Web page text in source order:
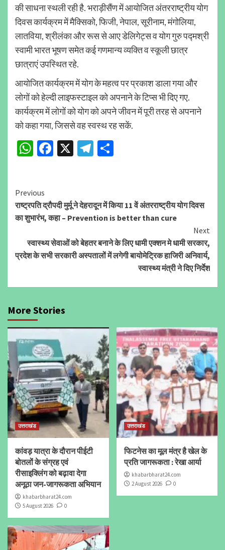
की साधना स्थली रही है. भराड़ीसैंण में आयोजित अंतरराष्ट्रीय योग
दिवस कार्यक्रम में मैक्सिको, फिजी, नेपाल, सूरीनाम, मंगोलिया,
लातविया, श्रीलंका और रूस से आए डेलिगेट्स व योग गुरु पद्मश्री
स्वामी भारत भूषण समेत कई गणमान्य व्यक्ति व स्कूली छात्र
छात्राएं उपस्थित रहे.
आयोजित कार्यक्रम में योग के महत्व पर प्रकाश डाला गया और
लोगों को हेल्दी लाइफस्टाइल को अपनाने के टिप्स भी दिए गए.
कार्यक्रम में लोगों को योग को अपने जीवन में पूरी तरह से अपनाने
को कहा गया, जिससे वह स्वस्थ रह सकें.
WhatsApp
Facebook
X Telegram
Continue
Reading
Previous
राष्ट्रपति द्रौपदी मुर्मू ने देहरादून में किया 11 वें अंतरराष्ट्रीय योग दिवस
का शुभारंभ, कहा – Prevention is better than cure
Next
स्वास्थ्य सेवाओं को बेहतर बनाने के लिए धामी एक्शन मे धामी सरकार,
प्रदेश के सभी सरकारी अस्पतालों में लगेगी बायोमेट्रिक हाजिरी अनिवार्य,
स्वास्थ्य मंत्री ने दिए निर्देश
More Stories
उत्तराखंड
कांवड़ यात्रा के दौरान पीईटी
बोतलों के संग्रह एवं
रीसाइक्लिंग को बढ़ावा देगा
अनूठा जन-जागरूकता अभियान
khabarbharat24.com
5 August 2026
0
उत्तराखंड
फिटनेस का मूल मंत्र है खेल के
प्रति जागरूकता : रेखा आर्या
khabarbharat24.com
2 August 2026
0